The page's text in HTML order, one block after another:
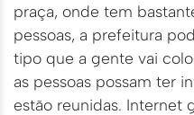
praça, onde tem
pessoas, a prefeitura
tipo que a gente vai
as pessoas possam ter
estão reunidas. Internet